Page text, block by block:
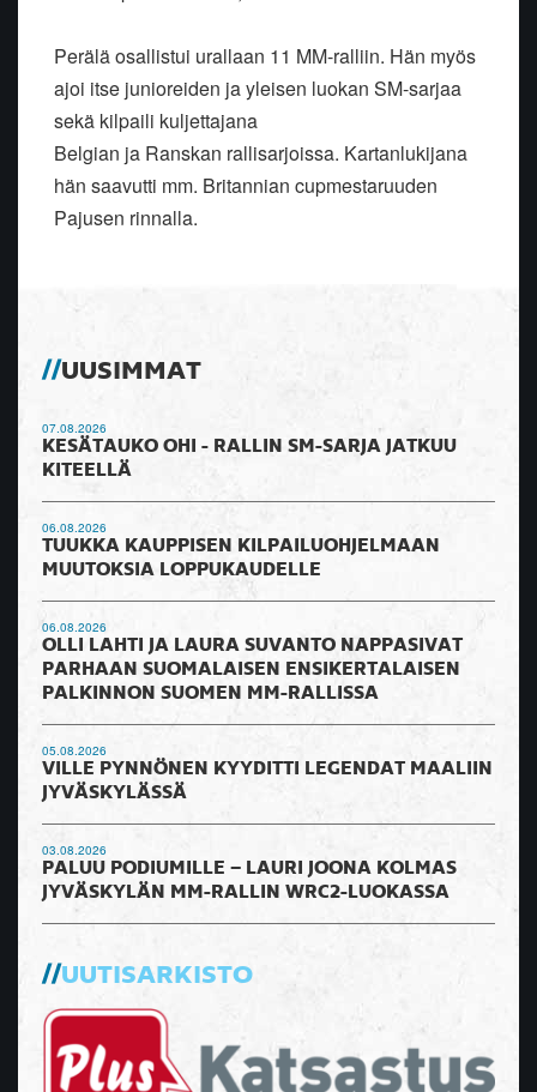
Perälä osallistui urallaan 11 MM-ralliin. Hän myös
ajoi itse junioreiden ja yleisen luokan SM-sarjaa
sekä kilpaili kuljettajana
Belgian ja Ranskan rallisarjoissa. Kartanlukijana
hän saavutti mm. Britannian cupmestaruuden
Pajusen rinnalla.
UUSIMMAT
07.08.2026
KESÄTAUKO OHI - RALLIN SM-SARJA JATKUU
KITEELLÄ
06.08.2026
TUUKKA KAUPPISEN KILPAILUOHJELMAAN
MUUTOKSIA LOPPUKAUDELLE
06.08.2026
OLLI LAHTI JA LAURA SUVANTO NAPPASIVAT
PARHAAN SUOMALAISEN ENSIKERTALAISEN
PALKINNON SUOMEN MM-RALLISSA
05.08.2026
VILLE PYNNÖNEN KYYDITTI LEGENDAT MAALIIN
JYVÄSKYLÄSSÄ
03.08.2026
PALUU PODIUMILLE – LAURI JOONA KOLMAS
JYVÄSKYLÄN MM-RALLIN WRC2-LUOKASSA
UUTISARKISTO